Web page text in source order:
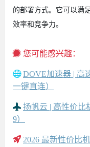
的部署方式。它可以满
效率和竞争力。
您可能感兴趣：
DOVE加速器 | 高
一键直连）
扬帆云 | 高性价比
9）
2026 最新性价比